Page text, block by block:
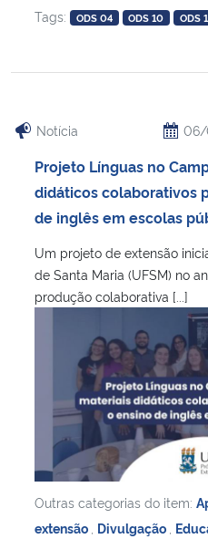
Tags:
ODS 04 ODS 10 ODS
Notícia 06/
Projeto Línguas no
didáticos colaborativos
de inglês em escolas
Um projeto de extensão
de Santa Maria (UFSM) no
produção colaborativa [...]
Outras categorias do item:
extensão Divulgação